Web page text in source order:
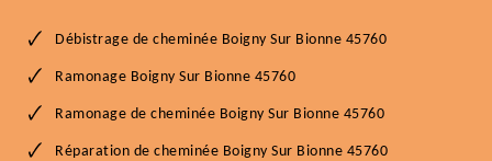
Débistrage de cheminée Boigny Sur Bionne 45760
Ramonage Boigny Sur Bionne 45760
Ramonage de cheminée Boigny Sur Bionne 45760
Réparation de cheminée Boigny Sur Bionne 45760